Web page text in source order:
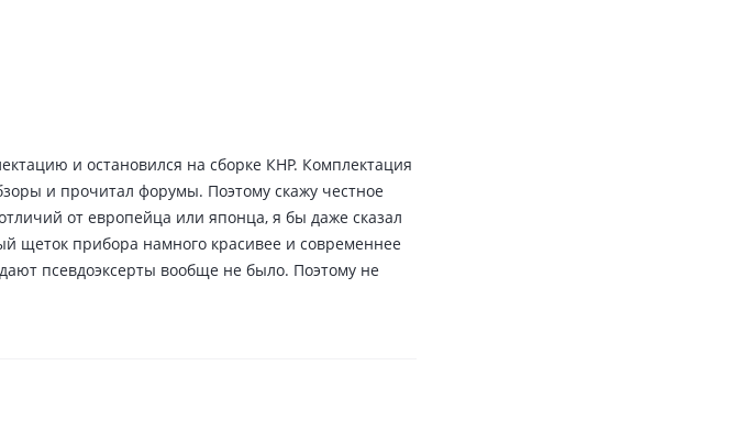
и остановился на сборке КНР. Комплектация
и прочитал форумы. Поэтому скажу честное
от европейца или японца, я бы даже сказал
щеток прибора намного красивее и современнее
псевдоэксерты вообще не было. Поэтому не